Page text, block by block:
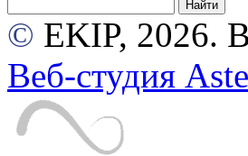
© EKIP, 2026.
Веб-студия